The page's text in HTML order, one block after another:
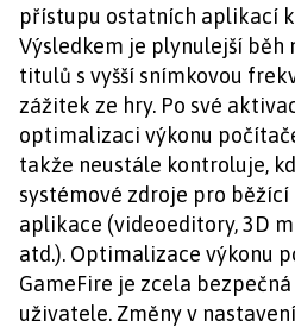
přístupu ostatních aplikací
Výsledkem je plynulejší běh
titulů s vyšší snímkovou
zážitek ze hry. Po své
optimalizaci výkonu
takže neustále kontroluje,
systémové zdroje pro
aplikace (videoeditory, 3D
atd.). Optimalizace výkonu
GameFire je zcela
uživatele. Změny v